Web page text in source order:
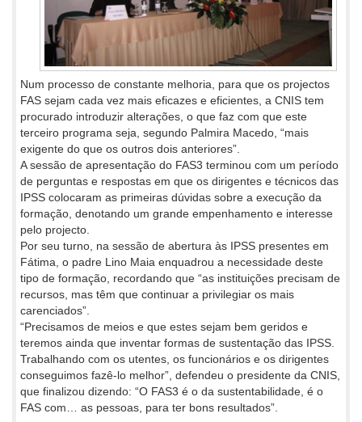
Num processo de constante melhoria, para que os projectos
FAS sejam cada vez mais eficazes e eficientes, a CNIS tem
procurado introduzir alterações, o que faz com que este
terceiro programa seja, segundo Palmira Macedo, “mais
exigente do que os outros dois anteriores”.
A sessão de apresentação do FAS3 terminou com um período
de perguntas e respostas em que os dirigentes e técnicos das
IPSS colocaram as primeiras dúvidas sobre a execução da
formação, denotando um grande empenhamento e interesse
pelo projecto.
Por seu turno, na sessão de abertura às IPSS presentes em
Fátima, o padre Lino Maia enquadrou a necessidade deste
tipo de formação, recordando que “as instituições precisam de
recursos, mas têm que continuar a privilegiar os mais
carenciados”.
“Precisamos de meios e que estes sejam bem geridos e
teremos ainda que inventar formas de sustentação das IPSS.
Trabalhando com os utentes, os funcionários e os dirigentes
conseguimos fazê-lo melhor”, defendeu o presidente da CNIS,
que finalizou dizendo: “O FAS3 é o da sustentabilidade, é o
FAS com… as pessoas, para ter bons resultados”.